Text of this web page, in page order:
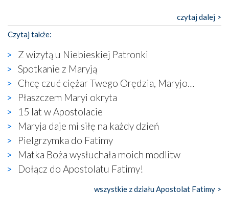
katolickiego kultu. Tylko co wspólnego z żywą,
autentyczną wiarą mogą mieć płaskie, szare bunkry albo
kaplice, w których Tabernakulum przypomina bardziej
skrzynkę na narzędzia? Albo co powiedzieć o ustawionym
tuż przy nowej bazylice wielkim krzyżu, na którym
zamiast Chrystusa umieszczono dziwaczną postać jakby
wyjętą ze starożytnych hieroglifów? W kulturowym
kontekście naszych czasów to raczej karykatura niż godny
wizerunek Zbawiciela…
Zatem nawet w bezpośrednim otoczeniu sanktuarium
naocznie przekonaliśmy się, że wewnątrz Kościoła toczy
się ogromna walka o kształt katolicyzmu i o serca
wierzących. Do czego to zmaganie może prowadzić,
widzieliśmy w urokliwym, niewielkim mieście Obidos,
gdzie w miejscu dawnego kościoła działa dzisiaj…
czytaj dalej >
Czytaj także:
Z wizytą u Niebieskiej Patronki
Spotkanie z Maryją
Chcę czuć ciężar Twego Orędzia, Maryjo…
Płaszczem Maryi okryta
15 lat w Apostolacie
Maryja daje mi siłę na każdy dzień
Pielgrzymka do Fatimy
Matka Boża wysłuchała moich modlitw
Dołącz do Apostolatu Fatimy!
wszystkie z działu Apostolat Fatimy >